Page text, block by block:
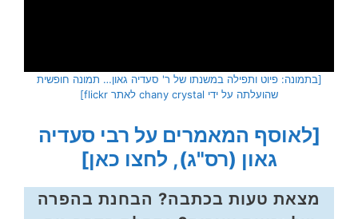
[בתמונה: פיוט ותפילה במשנתו של ר' סעדיה גאון… תמונה חופשית
שהועלתה על ידי chany crystal לאתר flickr]
[לאוסף המאמרים על רבי סעדיה
גאון (רס"ג), לחצו כאן]
מצאת טעות בכתבה? הבחנת בהפרה